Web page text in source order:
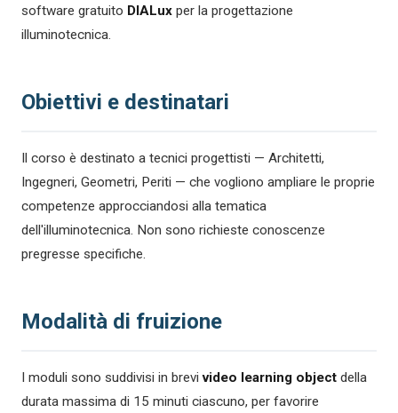
software gratuito DIALux per la progettazione
illuminotecnica.
Obiettivi e destinatari
Il corso è destinato a tecnici progettisti — Architetti,
Ingegneri, Geometri, Periti — che vogliono ampliare le proprie
competenze approcciandosi alla tematica
dell'illuminotecnica. Non sono richieste conoscenze
pregresse specifiche.
Modalità di fruizione
I moduli sono suddivisi in brevivideo learning object della
durata massima di 15 minuti ciascuno, per favorire